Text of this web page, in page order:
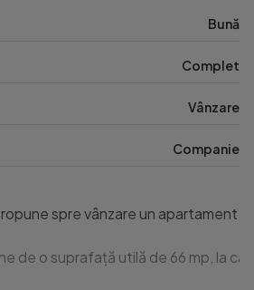
Bună
Complet
Vânzare
Companie
spre vânzare un
de o suprafață utilă de 66 mp, la